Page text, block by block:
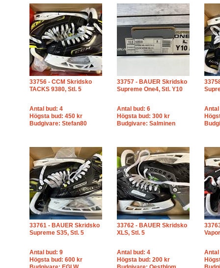
33756 - CCM Skridsko
TACKS 9380, Stl. 5
Antal bud: 4
Högsta bud: 450 kr
Budgivare: Stefan80
33757 - BAUER Skridsko
Supreme One4, Stl. Y10
Antal bud: 6
Högsta bud: 300 kr
Budgivare: Salminen
Antal
33761 - BAUER Skridsko
Supreme S35, Stl. 5
Antal bud: 9
Högsta bud: 600 kr
33762 - BAUER Skridsko
XLS, Stl. 5
Antal bud: 4
Högsta bud: 200 kr
Antal